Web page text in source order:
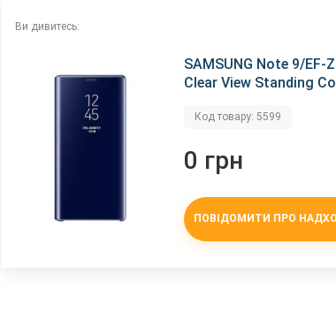
Ви дивитесь:
SAMSUNG Note 9/EF-
Clear View Standing
Код товару: 5599
0 грн
ПОВІДОМИТИ ПРО